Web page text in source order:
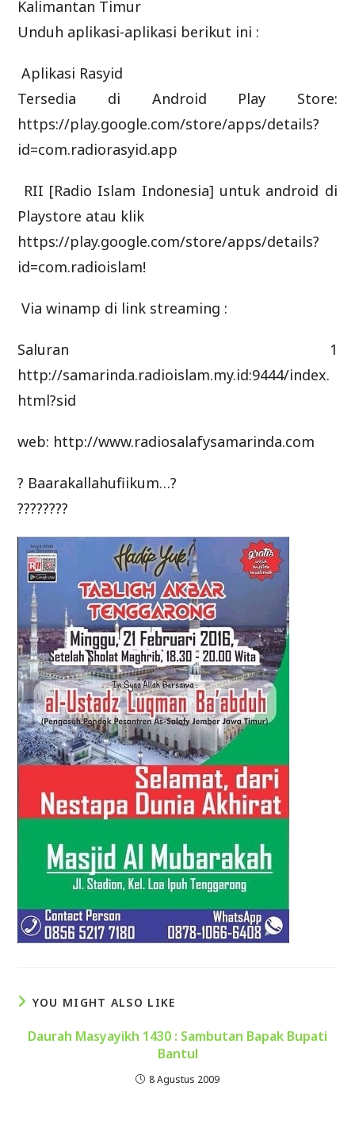
Kalimantan Timur
Unduh aplikasi-aplikasi berikut ini :
Aplikasi Rasyid
Tersedia di Android Play Store:
https://play.google.com/store/apps/details?
id=com.radiorasyid.app
RII [Radio Islam Indonesia] untuk android di
Playstore atau klik
https://play.google.com/store/apps/details?
id=com.radioislam!
Via winamp di link streaming :
Saluran 1
http://samarinda.radioislam.my.id:9444/index.
html?sid
web: http://www.radiosalafysamarinda.com
? Baarakallahufiikum…?
????????
YOU MIGHT ALSO LIKE
Daurah Masyayikh 1430 : Sambutan Bapak Bupati
Bantul
8 Agustus 2009